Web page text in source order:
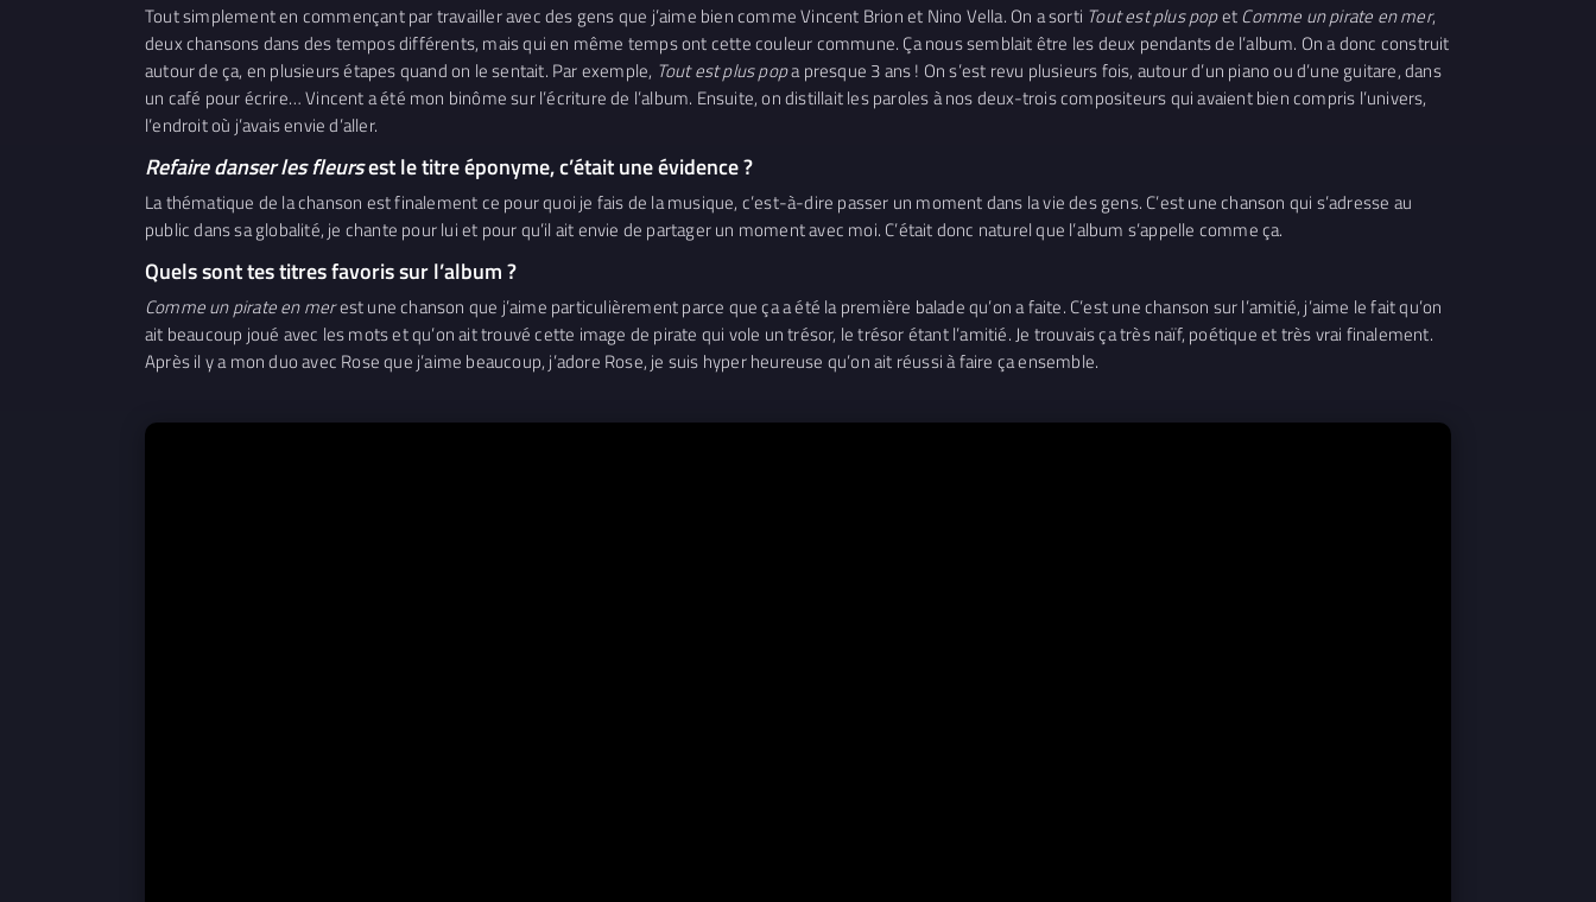
Tout simplement en commençant par travailler avec des gens que j’aime bien comme Vincent Brion et Nino Vella. On a sorti Tout est plus popetComme un pirate en mer,
deux chansons dans des tempos différents, mais qui en même temps ont cette couleur commune. Ça nous semblait être les deux pendants de l’album. On a donc construit
autour de ça, en plusieurs étapes quand on le sentait. Par exemple, Tout est plus popa presque 3 ans ! On s’est revu plusieurs fois, autour d’un piano ou d’une guitare, dans
un café pour écrire… Vincent a été mon binôme sur l’écriture de l’album. Ensuite, on distillait les paroles à nos deux-trois compositeurs qui avaient bien compris l’univers,
l’endroit où j’avais envie d’aller.
Refaire danser les fleursest le titre éponyme, c’était une évidence ?
La thématique de la chanson est finalement ce pour quoi je fais de la musique, c’est-à-dire passer un moment dans la vie des gens. C’est une chanson qui s’adresse au
public dans sa globalité, je chante pour lui et pour qu’il ait envie de partager un moment avec moi. C’était donc naturel que l’album s’appelle comme ça.
Quels sont tes titres favoris sur l’album ?
Comme un pirate en merest une chanson que j’aime particulièrement parce que ça a été la première balade qu’on a faite. C’est une chanson sur l’amitié, j’aime le fait qu’on
ait beaucoup joué avec les mots et qu’on ait trouvé cette image de pirate qui vole un trésor, le trésor étant l’amitié. Je trouvais ça très naïf, poétique et très vrai finalement.
Après il y a mon duo avec Rose que j’aime beaucoup, j’adore Rose, je suis hyper heureuse qu’on ait réussi à faire ça ensemble.